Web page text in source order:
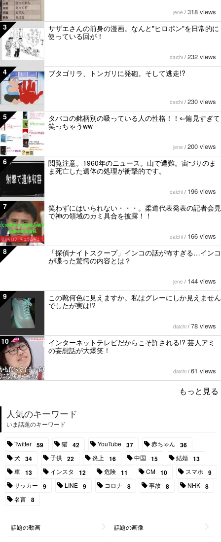
jene / 318 views
3
サザエさんの前身の漫画。なんと"ヒロポン"を日常的に
使っている回が！
daichi / 232 views
4 ブタゴリラ、トンガリに発砲。そして逃走!?
daichi / 230 views
5
タバコの銘柄別の吸っている人の性格！！⇐偏見すぎて
笑っちゃうww
jene / 200 views
6
閲覧注意。1960年のニュース。山で遭難。宙づりのま
ま死亡した遺体の処理が衝撃的です。
daichi / 196 views
7
笑わずにはいられない・・・。柔道代表発表の記者会見
で神の領域のカミ具合を披露！！
daichi / 166 views
8
「探偵ナイトスクープ」インコの話が怖すぎる…インコ
が喋った驚愕の内容とは？
jene / 144 views
9
この靴何色に見えますか。私はグレーにしか見えません
でしたが実は!?
daichi / 78 views
10
インターネットテレビだからこそ許される!? 芸人アミ
の妄想話が大爆笑！
daichi / 61 views
もっと見る
人気のキーワード
いま話題のキーワード
Twitter 59 猫 42 YouTube 37 赤ちゃん 36
犬 34 子供 22 炎上 16 中国 15 結婚 13
車 13 インスタ 12 危険 11 CM 10 スマホ 9
サッカー 9 LINE 9 コロナ 8 事故 8 NHK 8
名言 8
話題の動画 話題の画像